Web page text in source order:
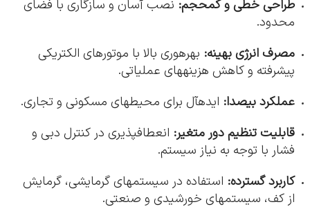
طراحی خطی و کمحجم: نصب آسان و سازگاری با فضای
محدود.
مصرف انرژی بهینه: بهرهوری بالا با موتورهای الکتریکی
پیشرفته و کاهش هزینههای عملیاتی.
عملکرد بیصدا: ایدهآل برای محیطهای مسکونی و تجاری.
قابلیت تنظیم دور متغیر: انعطافپذیری در کنترل دبی و
فشار با توجه به نیاز سیستم.
کاربرد گسترده: استفاده در سیستمهای گرمایشی، گرمایش
از کف، سیستمهای خورشیدی و صنعتی.